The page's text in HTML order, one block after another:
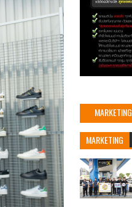
MARKETING
MARKETING